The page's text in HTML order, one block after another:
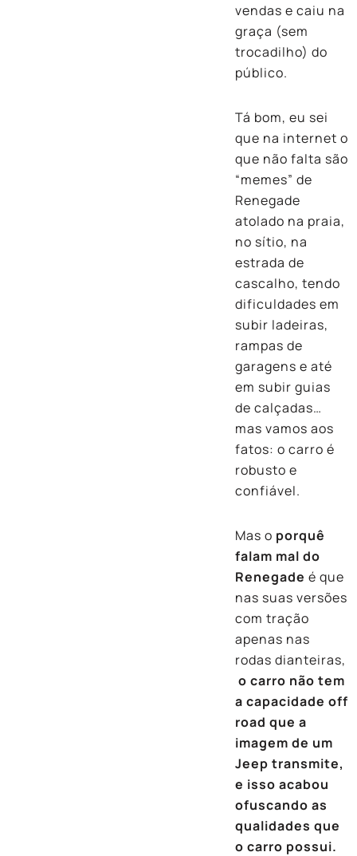
vendas e caiu na
graça (sem
trocadilho) do
público.
Tá bom, eu sei
que na internet o
que não falta são
“memes” de
Renegade
atolado na praia,
no sítio, na
estrada de
cascalho, tendo
dificuldades em
subir ladeiras,
rampas de
garagens e até
em subir guias
de calçadas…
mas vamos aos
fatos: o carro é
robusto e
confiável.
Mas o porquê
falam mal do
Renegade é que
nas suas versões
com tração
apenas nas
rodas dianteiras,
o carro não tem
a capacidade off
road que a
imagem de um
Jeep transmite,
e isso acabou
ofuscando as
qualidades que
o carro possui.